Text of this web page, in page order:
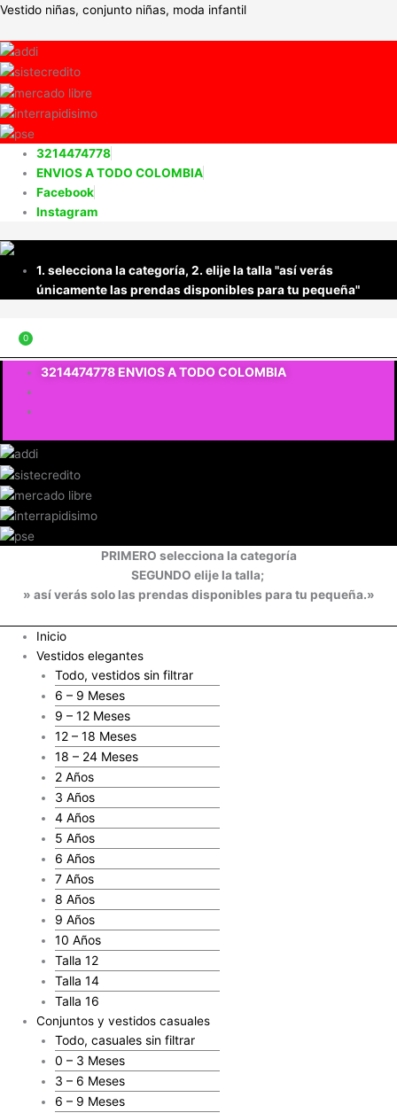
Ir
contenido
Vestido niñas, conjunto niñas, moda infantil
3214474778
ENVIOS A TODO COLOMBIA
Facebook
Instagram
1. selecciona la categoría, 2. elije la talla "así verás
únicamente las prendas disponibles para tu pequeña"
3214474778 ENVIOS A TODO COLOMBIA
PRIMERO selecciona la categoría
SEGUNDO elije la talla;
» así verás solo las prendas disponibles para tu pequeña.»
Inicio
Vestidos elegantes
Todo, vestidos sin filtrar
6 – 9 Meses
9 – 12 Meses
12 – 18 Meses
18 – 24 Meses
2 Años
3 Años
4 Años
5 Años
6 Años
7 Años
8 Años
9 Años
10 Años
Talla 12
Talla 14
Talla 16
Conjuntos y vestidos casuales
Todo, casuales sin filtrar
0 – 3 Meses
3 – 6 Meses
6 – 9 Meses